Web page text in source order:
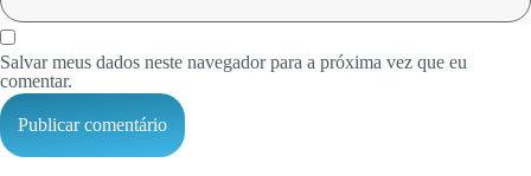
Salvar meus dados neste navegador para a próxima vez que eu
comentar.